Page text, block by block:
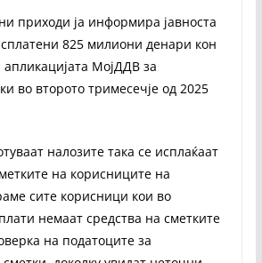
приходи ја информира јавноста
825 милиони денари кон
МојДДВ за
во второто тримесечје од 2025
налозите така се исплаќаат
на корисниците на
сите корисници кои во
немаат средства на сметките
на податоците за